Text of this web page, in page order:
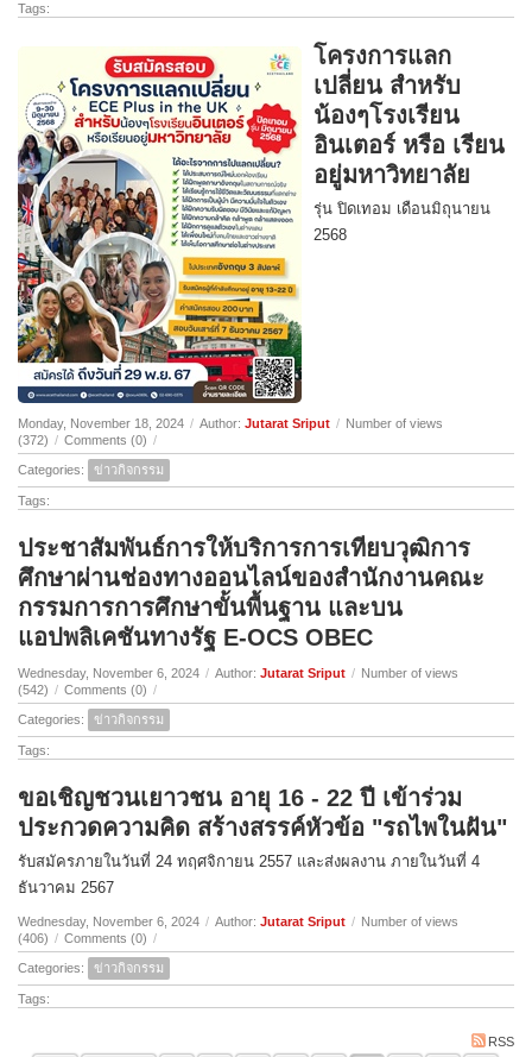
Tags:
โครงการแลก
เปลี่ยน สำหรับ
น้องๆโรงเรียน
อินเตอร์ หรือ เรียน
อยู่มหาวิทยาลัย
รุ่น ปิดเทอม เดือนมิถุนายน
2568
Monday, November 18, 2024 / Author: Jutarat Sriput / Number of views
(372) / Comments (0) /
Categories: ข่าวกิจกรรม
Tags:
ประชาสัมพันธ์การให้บริการการเทียบวุฒิการ
ศึกษาผ่านช่องทางออนไลน์ของสำนักงานคณะ
กรรมการการศึกษาขั้นพื้นฐาน และบน
แอปพลิเคชันทางรัฐ E-OCS OBEC
Wednesday, November 6, 2024 / Author: Jutarat Sriput / Number of views
(542) / Comments (0) /
Categories: ข่าวกิจกรรม
Tags:
ขอเชิญชวนเยาวชน อายุ 16 - 22 ปี เข้าร่วม
ประกวดความคิด สร้างสรรค์หัวข้อ "รถไพในฝัน"
รับสมัครภายในวันที่ 24 ทฤศจิกายน 2557 และส่งผลงาน ภายในวันที่ 4
ธันวาคม 2567
Wednesday, November 6, 2024 / Author: Jutarat Sriput / Number of views
(406) / Comments (0) /
Categories: ข่าวกิจกรรม
Tags:
RSS